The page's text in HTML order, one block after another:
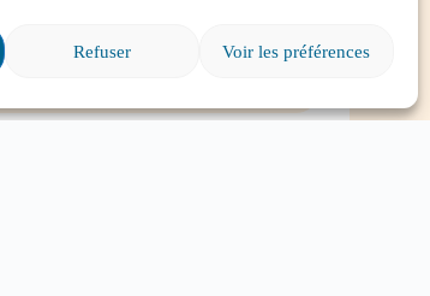
Refuser Voir les préférences
et il va